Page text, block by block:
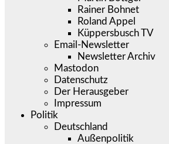
Rainer Bohnet
Roland Appel
Küppersbusch TV
Email-Newsletter
Newsletter Archiv
Mastodon
Datenschutz
Der Herausgeber
Impressum
Politik
Deutschland
Außenpolitik